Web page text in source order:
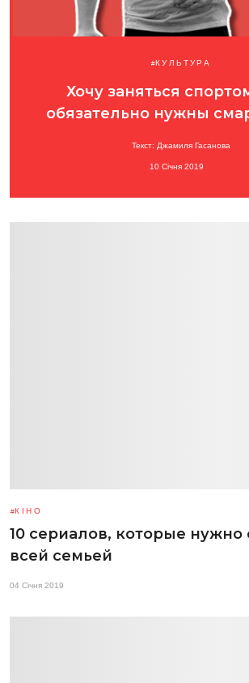
КУЛЬТУРА
Хочу заняться
обязательно нужны
Текст: Джамиля Гасанова
10 Січня 2019
КІНО
10 сериалов, которые нужно
всей семьей
04 Січня 2019